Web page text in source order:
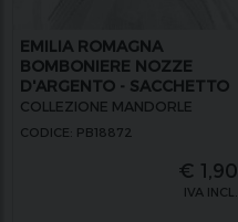
EMILIA ROMAGNA
BOMBONIERE NOZZE
D'ARGENTO - SACCHETTO
X CONFETTI ALBERO NR.
25
COLLEZIONE MANDORLE
CODICE: PB18872
€ 1,90
IVA INCL.